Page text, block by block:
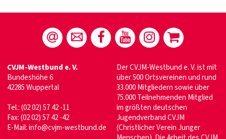
CVJM-Westbund e. V.
Bundeshöhe 6
42285 Wuppertal
Tel.: (02 02) 57 42 -11
Fax: (02 02) 57 42 -42
E-Mail:info@cvjm-westbund.de
Der CVJM-Westbund e. V. ist mit
über 500 Ortsvereinen und rund
33.000 Mitgliedern sowie über
75.000 Teilnehmenden Mitglied
im größten deutschen
Jugendverband CVJM
(Christlicher Verein Junger